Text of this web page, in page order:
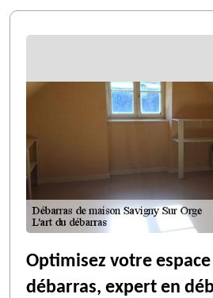
Optimisez votre espace
débarras, expert en